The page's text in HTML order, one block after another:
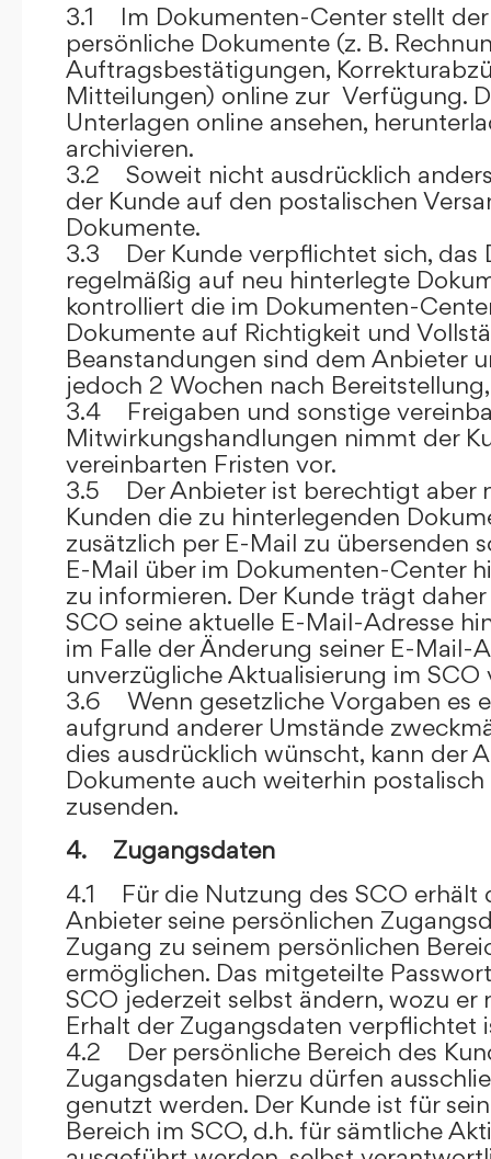
3.1 Im Dokumenten-Center stellt
persönliche Dokumente (z. B.
Auftragsbestätigungen,
Mitteilungen) online zur Verfügung.
Unterlagen online ansehen,
archivieren.
3.2 Soweit nicht ausdrücklich
der Kunde auf den postalischen
Dokumente.
3.3 Der Kunde verpflichtet sich, das
regelmäßig auf neu hinterlegte
kontrolliert die im Dokumenten-
Dokumente auf Richtigkeit und
Beanstandungen sind dem Anbieter
jedoch 2 Wochen nach
3.4 Freigaben und sonstige
Mitwirkungshandlungen nimmt der
vereinbarten Fristen vor.
3.5 Der Anbieter ist berechtigt aber
Kunden die zu hinterlegenden
zusätzlich per E-Mail zu übersenden
E-Mail über im Dokumenten-Center
zu informieren. Der Kunde trägt
SCO seine aktuelle E-Mail-Adresse
im Falle der Änderung seiner E-Mail-
unverzügliche Aktualisierung im SCO
3.6 Wenn gesetzliche Vorgaben es
aufgrund anderer Umstände
dies ausdrücklich wünscht, kann der
Dokumente auch weiterhin
zusenden.
4. Zugangsdaten
4.1 Für die Nutzung des SCO erhält
Anbieter seine persönlichen
Zugang zu seinem persönlichen
ermöglichen. Das mitgeteilte
SCO jederzeit selbst ändern, wozu er
Erhalt der Zugangsdaten verpflichtet
4.2 Der persönliche Bereich des
Zugangsdaten hierzu dürfen
genutzt werden. Der Kunde ist für
Bereich im SCO, d.h. für sämtliche